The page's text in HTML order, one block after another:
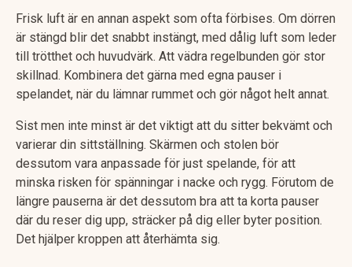
Frisk luft är en annan aspekt som ofta förbises. Om dörren
är stängd blir det snabbt instängt, med dålig luft som leder
till trötthet och huvudvärk. Att vädra regelbunden gör stor
skillnad. Kombinera det gärna med egna pauser i
spelandet, när du lämnar rummet och gör något helt annat.
Sist men inte minst är det viktigt att du sitter bekvämt och
varierar din sittställning. Skärmen och stolen bör
dessutom vara anpassade för just spelande, för att
minska risken för spänningar i nacke och rygg. Förutom de
längre pauserna är det dessutom bra att ta korta pauser
där du reser dig upp, sträcker på dig eller byter position.
Det hjälper kroppen att återhämta sig.